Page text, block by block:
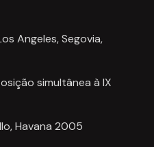
Angeles, Segovia,
simultânea à IX
Havana 2005